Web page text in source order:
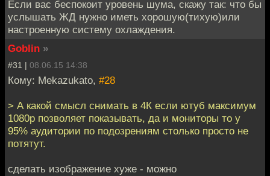
Если вас беспокоит уровень шума, скажу так: что бы
услышать ЖД нужно иметь хорошую(тихую)или
настроенную систему охлаждения.
Goblin »
#31 | 08.06.15 14:38
Кому: Mekazukato, #28
> А какой смысл снимать в 4К если ютуб максимум
1080p позволяет показывать, да и мониторы то у
95% аудитории по подозрениям столько просто не
потятут.
сделать изображение хуже - можно